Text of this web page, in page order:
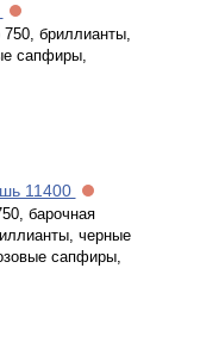
бриллианты,
сапфиры,
11400
барочная
черные
сапфиры,